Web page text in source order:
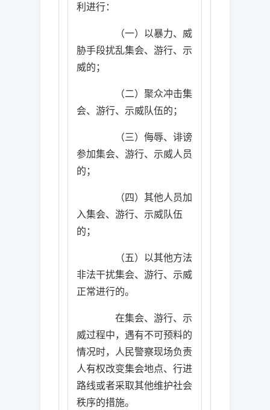
利进行：
（一）以暴力、威
胁手段扰乱集会、游行、示
威的；
（二）聚众冲击集
会、游行、示威队伍的；
（三）侮辱、诽谤
参加集会、游行、示威人员
的；
（四）其他人员加
入集会、游行、示威队伍
的；
（五）以其他方法
非法干扰集会、游行、示威
正常进行的。
在集会、游行、示
威过程中，遇有不可预料的
情况时，人民警察现场负责
人有权改变集会地点、行进
路线或者采取其他维护社会
秩序的措施。